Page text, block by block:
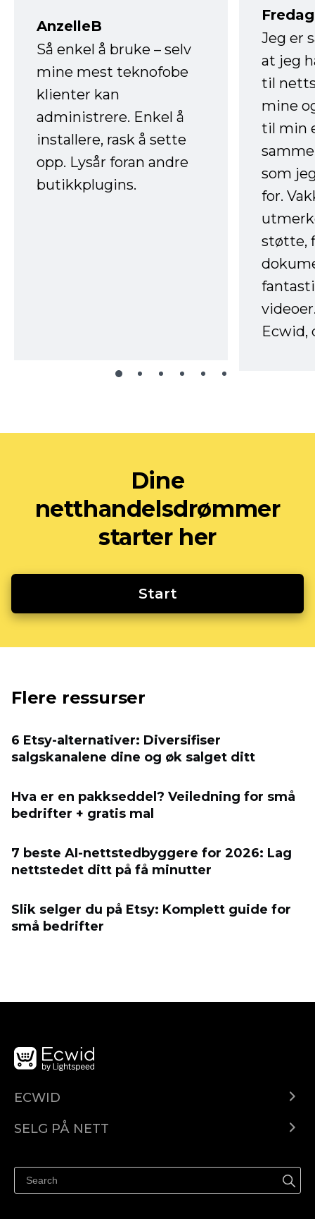
AnzelleB
Så enkel å bruke – selv
mine mest teknofobe
klienter kan
administrere. Enkel å
installere, rask å sette
opp. Lysår foran andre
butikkplugins.
Jeg er
at jeg
til
mine
til min
som
for.
støtte,
Ecwid,
Dine
netthandelsdrømmer
starter her
Start
Flere ressurser
6 Etsy-alternativer: Diversifiser
salgskanalene dine og øk salget ditt
Hva er en pakkseddel? Veiledning for små
bedrifter + gratis mal
7 beste AI-nettstedbyggere for 2026: Lag
nettstedet ditt på få minutter
Slik selger du på Etsy: Komplett guide for
små bedrifter
ECWID
Pris
SELG PÅ NETT
Selg på Facebook
Selg på Instagram